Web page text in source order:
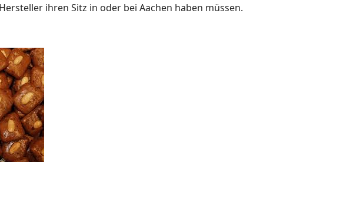
ihren Sitz in oder bei Aachen haben müssen.